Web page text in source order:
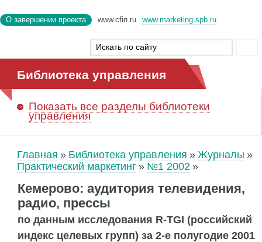
О завершении проекта www.cfin.ru www.marketing.spb.ru
Библиотека управления
Показать все разделы библиотеки
управления
Главная Библиотека управления
Журналы
Практический маркетинг
№1 2002
Кемерово: аудитория телевидения,
радио, прессы
по данным исследования R-TGI (российский
индекс целевых групп) за 2-е полугодие 2001